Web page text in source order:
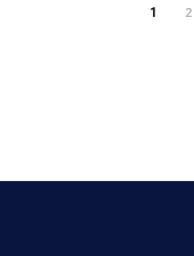
1 2